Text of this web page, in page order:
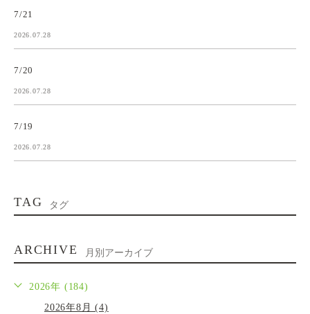
7/21
2026.07.28
7/20
2026.07.28
7/19
2026.07.28
TAG タグ
ARCHIVE 月別アーカイブ
2026年 (184)
2026年8月 (4)